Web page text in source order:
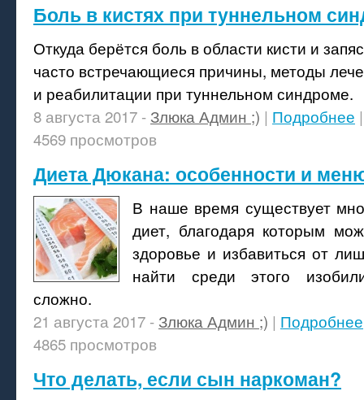
Боль в кистях при туннельном
Откуда берётся боль в области кисти и
часто встречающиеся причины, методы
и реабилитации при туннельном синдроме.
8 августа 2017 - Злюка Админ ;) | Подробнее
4569 просмотров
Диета Дюкана: особенности и
В наше время существует
диет, благодаря которым
здоровье и избавиться от
найти среди этого
сложно.
21 августа 2017 - Злюка Админ ;) | Подробнее
4865 просмотров
Что делать, если сын наркоман?